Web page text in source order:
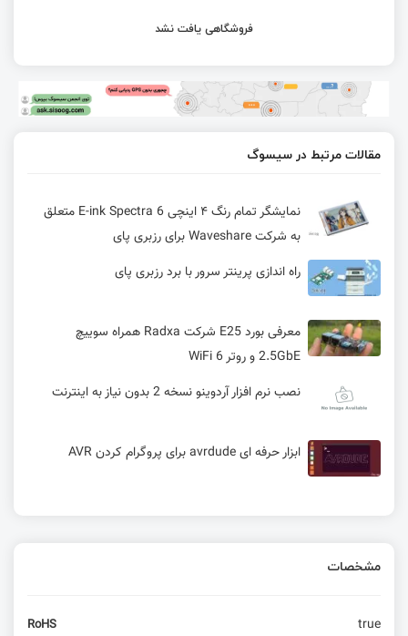
فروشگاهی یافت نشد
مقالات مرتبط در سیسوگ
نمایشگر تمام‌ رنگ ۴ اینچی E-ink Spectra 6 متعلق
به شرکت Waveshare برای رزبری پای
راه اندازی پرینتر سرور با برد رزبری پای
معرفی بورد E25 شرکت Radxa همراه سوییچ
2.5GbE و روتر WiFi 6
نصب نرم افزار آردوینو نسخه 2 بدون نیاز به اینترنت
ابزار حرفه ای avrdude برای پروگرام کردن AVR
مشخصات
RoHS true